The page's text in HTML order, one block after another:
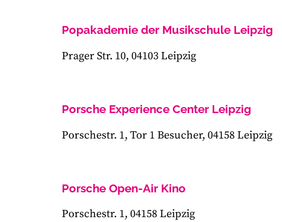
Popakademie der Musikschule Leipzig
Prager Str. 10, 04103 Leipzig
Porsche Experience Center Leipzig
Porschestr. 1, Tor 1 Besucher, 04158 Leipzig
Porsche Open-Air Kino
Porschestr. 1, 04158 Leipzig